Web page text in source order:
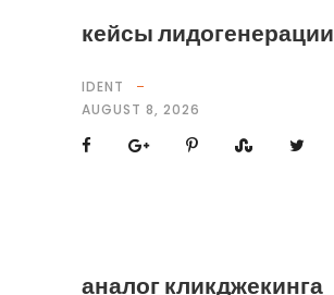
кейсы лидогенерации
IDENT
AUGUST 8, 2026
аналог кликджекинга